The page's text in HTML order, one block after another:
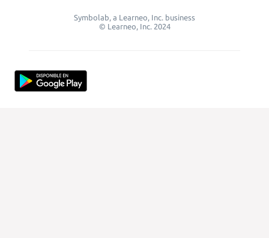
Symbolab, a Learneo, Inc. business
© Learneo, Inc. 2024